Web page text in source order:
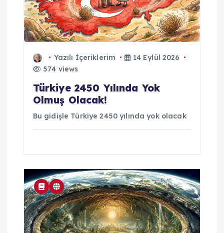
Yazılı İçeriklerim
14 Eylül 2026
574 views
Türkiye 2450 Yılında Yok
Olmuş Olacak!
Bu gidişle Türkiye 2450 yılında yok olacak